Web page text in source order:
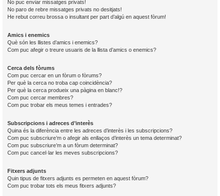
No puc enviar missatges privats!
No paro de rebre missatges privats no desitjats!
He rebut correu brossa o insultant per part d’algú en aquest fòrum!
Amics i enemics
Què són les llistes d’amics i enemics?
Com puc afegir o treure usuaris de la llista d’amics o enemics?
Cerca dels fòrums
Com puc cercar en un fòrum o fòrums?
Per què la cerca no troba cap coincidència?
Per què la cerca produeix una pàgina en blanc!?
Com puc cercar membres?
Com puc trobar els meus temes i entrades?
Subscripcions i adreces d’interès
Quina és la diferència entre les adreces d’interès i les subscripcions?
Com puc subscriure’m o afegir als enllaços d’interès un tema determinat?
Com puc subscriure’m a un fòrum determinat?
Com puc cancel·lar les meves subscripcions?
Fitxers adjunts
Quin tipus de fitxers adjunts es permeten en aquest fòrum?
Com puc trobar tots els meus fitxers adjunts?